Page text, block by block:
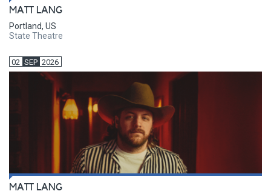
MATT LANG
Portland, US
State Theatre
02 SEP 2026
MATT LANG